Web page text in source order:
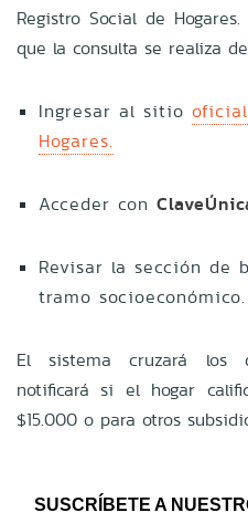
Registro Social de
que la consulta se realiza
Ingresar al sitio
Hogares.
Acceder con
Revisar la sección de
tramo socioeconómico.
El sistema cruzará los
notificará si el hogar
$15.000 o para otros
SUSCRÍBETE A